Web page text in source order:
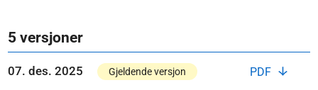
5 versjoner
PDF
07. des. 2025 Gjeldende versjon